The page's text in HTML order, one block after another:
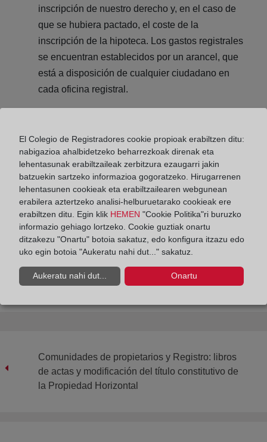
inscripción de nuestro derecho y, en el caso de
que se hubiera pactado, el coste de la
inscripción de la hipoteca. Los gastos registrales
se encuentran establecidos por un arancel, que
está a disposición de cualquier ciudadano en
cada oficina registral.
Si estás interesado en comprar una vivienda, te
invitamos a conocer otrosconsejos útiles
ayudarán a la hora de elegirla. Para obtener más
información sobre éste y otros puntos relacionados
con la adquisición de un inmueble puede consultar
nuestra GuíaCómo comprar una vivienda en
España.
Comunidades de propietarios y Registro: libros
de actas y modificación del título constitutivo de
la Propiedad Horizontal
El Colegio de Registradores cookie propioak erabiltzen ditu:
nabigazioa ahalbidetzeko beharrezkoak direnak eta
lehentasunak erabiltzaileak zerbitzura ezaugarri jakin
batzuekin sartzeko informazioa gogoratzeko. Hirugarrenen
lehentasunen cookieak eta erabiltzailearen webgunean
erabilera aztertzeko analisi-helburuetarako cookieak ere
erabiltzen ditu. Egin klik HEMEN "Cookie Politika"ri buruzko
informazio gehiago lortzeko. Cookie guztiak onartu
ditzakezu "Onartu" botoia sakatuz, edo konfigura itzazu edo
uko egin botoia "Aukeratu nahi dut..." sakatuz.
Aukeratu nahi dut... Onartu